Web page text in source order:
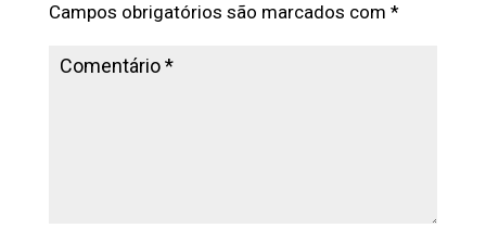
Campos obrigatórios são marcados com *